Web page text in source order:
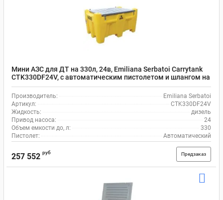
Мини АЗС для ДТ на 330л, 24в, Emiliana Serbatoi Carrytank
CTK330DF24V, с автоматическим пистолетом и шлангом на
4 м
Производитель:
Emiliana Serbatoi
Артикул:
CTK330DF24V
Жидкость:
дизель
Привод насоса:
24
Объем емкости до, л:
330
Пистолет:
Автоматический
257 552 руб Предзаказ